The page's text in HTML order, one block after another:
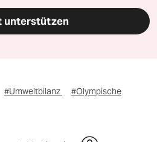
unterstützen
#Umweltbilanz
#Olympische